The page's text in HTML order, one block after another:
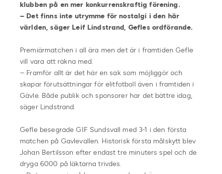
klubben på en mer konkurrenskraftig förening.
– Det finns inte utrymme för nostalgi i den här
världen, säger Leif Lindstrand, Gefles ordförande.
Premiärmatchen i all ära men det är i framtiden Gefle
vill vara att räkna med.
– Framför allt är det här en sak som möjliggör och
skapar förutsättningar för elitfotboll även i framtiden i
Gävle. Både publik och sponsorer har det bättre idag,
säger Lindstrand.
Gefle besegrade GIF Sundsvall med 3-1 i den första
matchen på Gavlevallen. Historisk första målskytt blev
Johan Bertilsson efter endast tre minuters spel och de
dryga 6000 på läktarna trivdes.